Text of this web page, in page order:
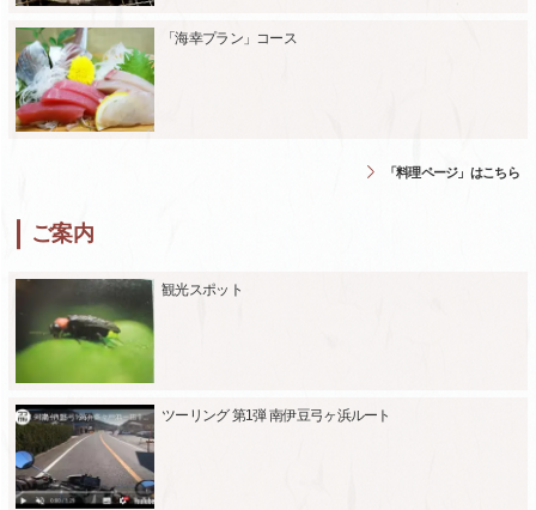
「海幸プラン」コース
「料理ページ」はこちら
ご案内
観光スポット
ツーリング 第1弾 南伊豆弓ヶ浜ルート